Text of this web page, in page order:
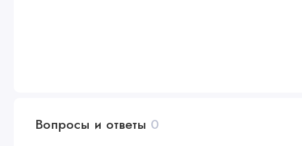
Вопросы и ответы 0